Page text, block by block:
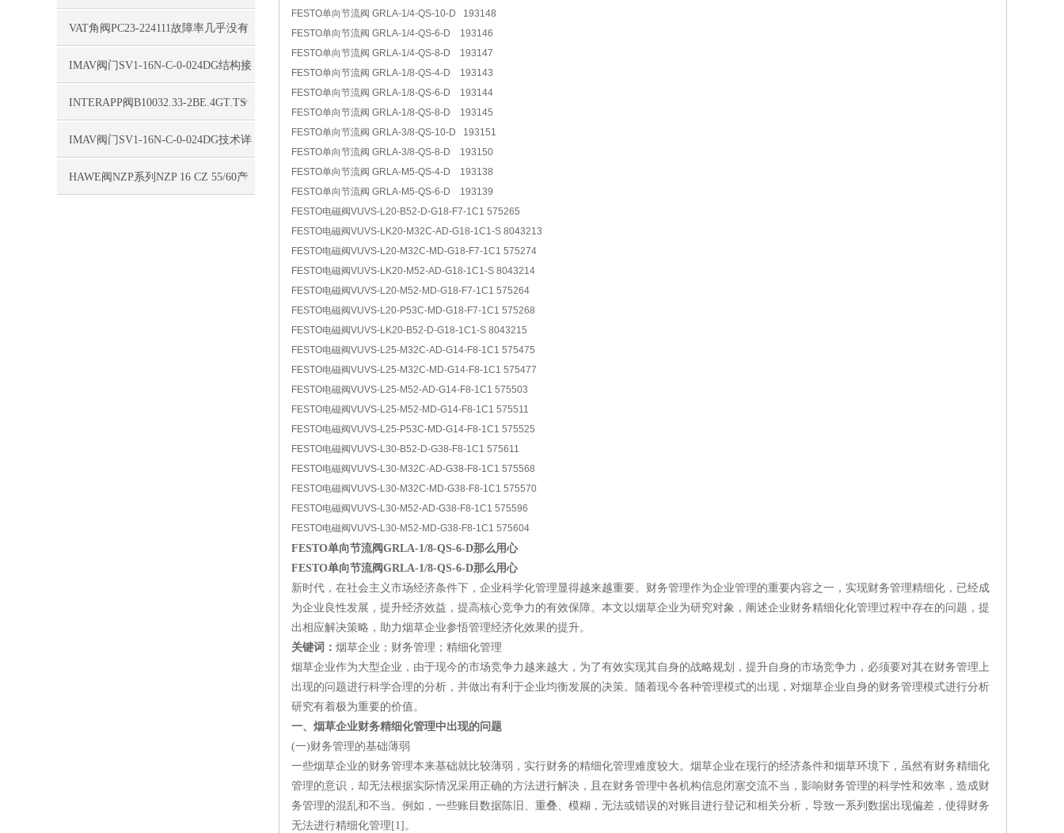
D31DAXV4B运用空气干燥设备
VAT角阀PC23-224111故障率几乎没有
IMAV阀门SV1-16N-C-0-024DG结构接
单合理
INTERAPP阀B10032.33-2BE.4GT.TS
产品详情
IMAV阀门SV1-16N-C-0-024DG技术详
情更新
HAWE阀NZP系列NZP 16 CZ 55/60产
FESTO单向节流阀 GRLA-1/4-QS-10-D 193148
FESTO单向节流阀 GRLA-1/4-QS-6-D 193146
FESTO单向节流阀 GRLA-1/4-QS-8-D 193147
FESTO单向节流阀 GRLA-1/8-QS-4-D 193143
FESTO单向节流阀 GRLA-1/8-QS-6-D 193144
FESTO单向节流阀 GRLA-1/8-QS-8-D 193145
FESTO单向节流阀 GRLA-3/8-QS-10-D 193151
FESTO单向节流阀 GRLA-3/8-QS-8-D 193150
FESTO单向节流阀 GRLA-M5-QS-4-D 193138
FESTO单向节流阀 GRLA-M5-QS-6-D 193139
FESTO电磁阀VUVS-L20-B52-D-G18-F7-1C1 575265
FESTO电磁阀VUVS-LK20-M32C-AD-G18-1C1-S 8043213
FESTO电磁阀VUVS-L20-M32C-MD-G18-F7-1C1 575274
FESTO电磁阀VUVS-LK20-M52-AD-G18-1C1-S 8043214
FESTO电磁阀VUVS-L20-M52-MD-G18-F7-1C1 575264
FESTO电磁阀VUVS-L20-P53C-MD-G18-F7-1C1 575268
FESTO电磁阀VUVS-LK20-B52-D-G18-1C1-S 8043215
FESTO电磁阀VUVS-L25-M32C-AD-G14-F8-1C1 575475
FESTO电磁阀VUVS-L25-M32C-MD-G14-F8-1C1 575477
FESTO电磁阀VUVS-L25-M52-AD-G14-F8-1C1 575503
FESTO电磁阀VUVS-L25-M52-MD-G14-F8-1C1 575511
FESTO电磁阀VUVS-L25-P53C-MD-G14-F8-1C1 575525
FESTO电磁阀VUVS-L30-B52-D-G38-F8-1C1 575611
FESTO电磁阀VUVS-L30-M32C-AD-G38-F8-1C1 575568
FESTO电磁阀VUVS-L30-M32C-MD-G38-F8-1C1 575570
FESTO电磁阀VUVS-L30-M52-AD-G38-F8-1C1 575596
FESTO电磁阀VUVS-L30-M52-MD-G38-F8-1C1 575604
FESTO单向节流阀GRLA-1/8-QS-6-D那么用心
FESTO单向节流阀GRLA-1/8-QS-6-D那么用心
新时代，在社会主义市场经济条件下，企业科学化管理显得越来越重要。财务管理作为企业管理的重要内容之一，实现财务管理精细化，已经成
为企业良性发展，提升经济效益，提高核心竞争力的有效保障。本文以烟草企业为研究对象，阐述企业财务精细化化管理过程中存在的问题，提
出相应解决策略，助力烟草企业参悟管理经济化效果的提升。
关键词： 烟草企业；财务管理；精细化管理
烟草企业作为大型企业，由于现今的市场竞争力越来越大，为了有效实现其自身的战略规划，提升自身的市场竞争力，必须要对其在财务管理上
出现的问题进行科学合理的分析，并做出有利于企业均衡发展的决策。随着现今各种管理模式的出现，对烟草企业自身的财务管理模式进行分析
研究有着极为重要的价值。
一、烟草企业财务精细化管理中出现的问题
(一)财务管理的基础薄弱
一些烟草企业的财务管理本来基础就比较薄弱，实行财务的精细化管理难度较大。烟草企业在现行的经济条件和烟草环境下，虽然有财务精细化
管理的意识，却无法根据实际情况采用正确的方法进行解决，且在财务管理中各机构信息闭塞交流不当，影响财务管理的科学性和效率，造成财
务管理的混乱和不当。例如，一些账目数据陈旧、重叠、模糊，无法或错误的对账目进行登记和相关分析，导致一系列数据出现偏差，使得财务
无法进行精细化管理[1]。